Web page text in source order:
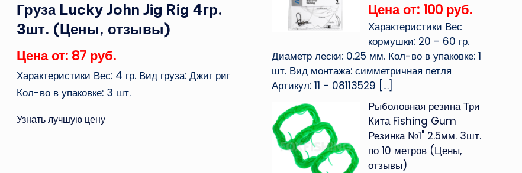
Груза Lucky John Jig Rig 4гр.
3шт. (Цены, отзывы)
Цена от: 87 руб.
Характеристики Вес: 4 гр. Вид груза: Джиг риг
Кол-во в упаковке: 3 шт.
Узнать лучшую цену
Цена от: 100 руб.
Характеристики Вес
кормушки: 20 - 60 гр.
Диаметр лески: 0.25 мм. Кол-во в упаковке: 1
шт. Вид монтажа: симметричная петля
Артикул: 11 - 08113529 […]
Рыболовная резина Три
Кита Fishing Gum
Резинка №1" 2.5мм. 3шт.
по 10 метров (Цены,
отзывы)